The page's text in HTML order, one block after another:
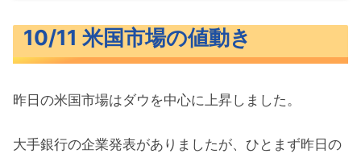
米主要3指数の値動き
セクター別パフォーマンス
S&P500チャート分析
10/11 米国市場の値動き
昨日の米国市場はダウを中心に上昇しました。
大手銀行の企業発表がありましたが、ひとまず昨日の